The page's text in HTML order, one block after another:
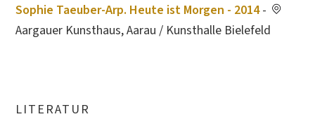
Sophie Taeuber-Arp. Heute ist Morgen - 2014-
Aargauer Kunsthaus, Aarau / Kunsthalle Bielefeld
LITERATUR